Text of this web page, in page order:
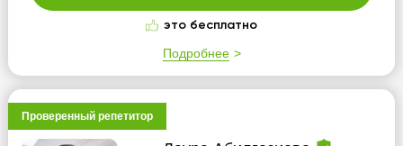
это бесплатно
Подробнее
Проверенный репетитор